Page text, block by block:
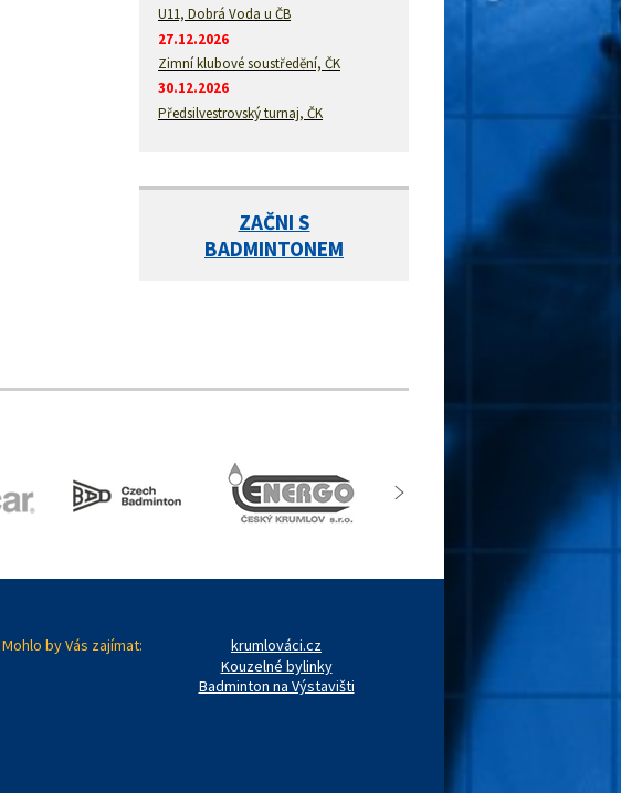
U11, Dobrá Voda u ČB
27.12.2026
Zimní klubové soustředění, ČK
30.12.2026
Předsilvestrovský turnaj, ČK
ZAČNI S
BADMINTONEM
Mohlo by Vás zajímat:
krumlováci.cz
Kouzelné bylinky
Badminton na Výstavišti